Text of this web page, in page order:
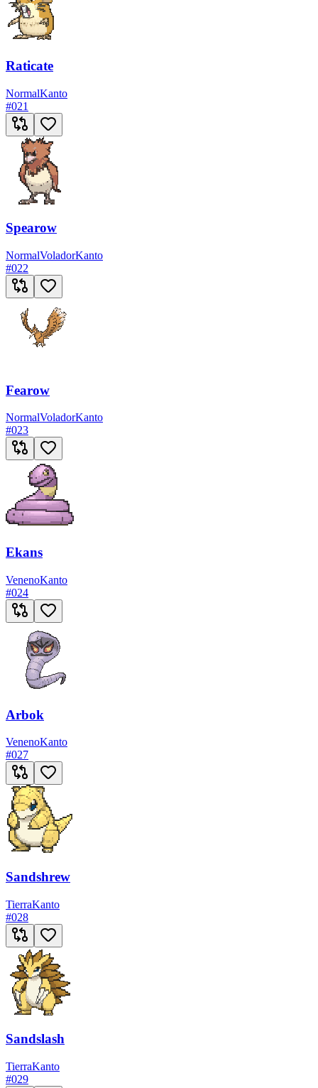
Raticate
NormalKanto
#021
Spearow
NormalVoladorKanto
#022
Fearow
NormalVoladorKanto
#023
Ekans
VenenoKanto
#024
Arbok
VenenoKanto
#027
Sandshrew
TierraKanto
#028
Sandslash
TierraKanto
#029